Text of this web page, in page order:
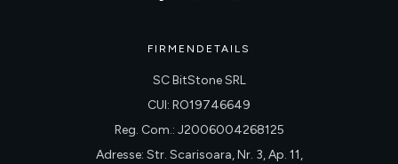
FIRMENDETAILS
SC BitStone SRL
CUI: RO19746649
Reg. Com.: J2006004268125
Adresse: Str. Scarisoara, Nr. 3, Ap. 11,